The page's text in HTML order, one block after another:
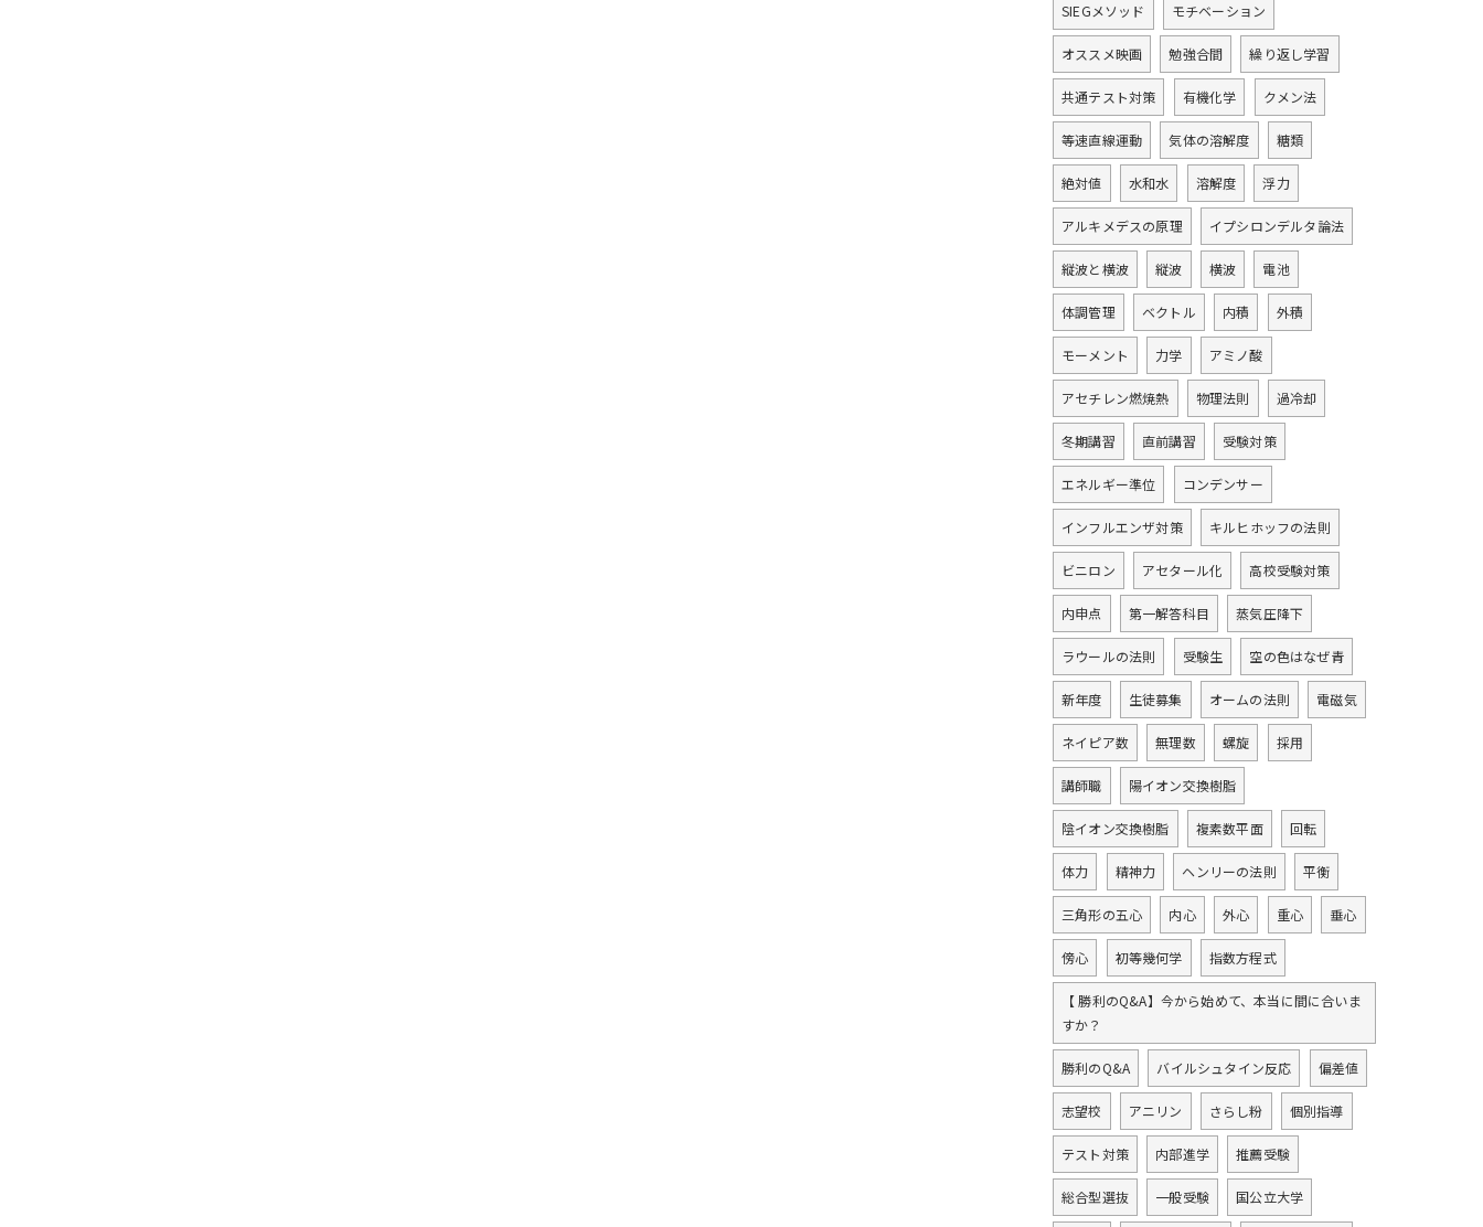
SIEGメソッド モチベーション
オススメ映画 勉強合間 繰り返し学習
共通テスト対策 有機化学 クメン法
等速直線運動 気体の溶解度 糖類
絶対値 水和水 溶解度 浮力
アルキメデスの原理 イプシロンデルタ論法
縦波と横波 縦波 横波 電池
体調管理 ベクトル 内積 外積
モーメント 力学 アミノ酸
アセチレン燃焼熱 物理法則 過冷却
冬期講習 直前講習 受験対策
エネルギー準位 コンデンサー
インフルエンザ対策 キルヒホッフの法則
ビニロン アセタール化 高校受験対策
内申点 第一解答科目 蒸気圧降下
ラウールの法則 受験生 空の色はなぜ青
新年度 生徒募集 オームの法則 電磁気
ネイピア数 無理数 螺旋 採用
講師職 陽イオン交換樹脂
陰イオン交換樹脂 複素数平面 回転
体力 精神力 ヘンリーの法則 平衡
三角形の五心 内心 外心 重心 垂心
傍心 初等幾何学 指数方程式
【 勝利のQ&A】今から始めて、本当に間に合いま
すか？
勝利のQ&A バイルシュタイン反応 偏差値
志望校 アニリン さらし粉 個別指導
テスト対策 内部進学 推薦受験
総合型選抜 一般受験 国公立大学